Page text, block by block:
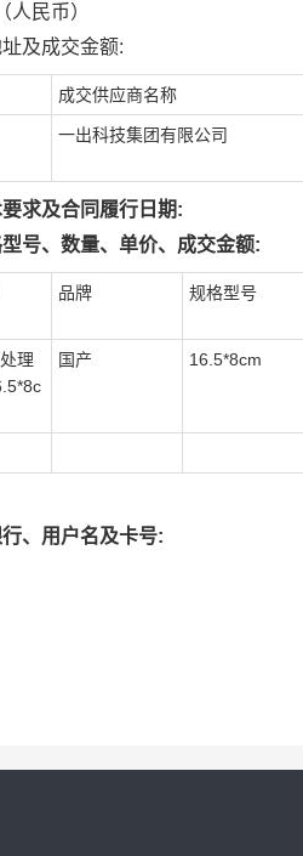
（人民币）
及成交金额:
成交供应商名称
一出科技集团有限公司
求及合同履行日期:
号、数量、单价、成交金额:
品牌 规格型号
理
国产 16.5*8cm
、用户名及卡号: